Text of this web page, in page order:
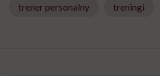
trener personalny treningi